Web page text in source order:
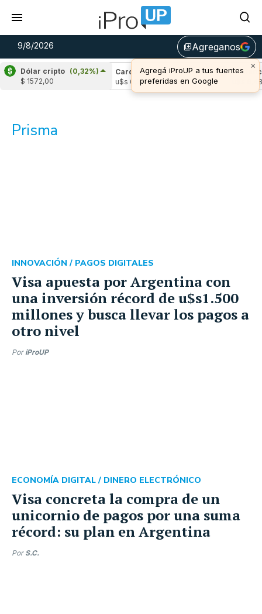
9/8/2026 library_addAgreganos
×
Agregá iProUP a tus fuentes
preferidas en Google
Dólar cripto (0,32%)
$ 1572,00
(-0,34%)
Cardano
(-1,27%)
u$s 0,20
Avalanche
Prisma
Visa apuesta por Argentina con
una inversión récord de u$s1.500
millones y busca llevar los pagos a
otro nivel
INNOVACIÓN / PAGOS DIGITALES
Por iProUP
Visa concreta la compra de un
unicornio de pagos por una suma
récord: su plan en Argentina
ECONOMÍA DIGITAL / DINERO ELECTRÓNICO
Por S.C.